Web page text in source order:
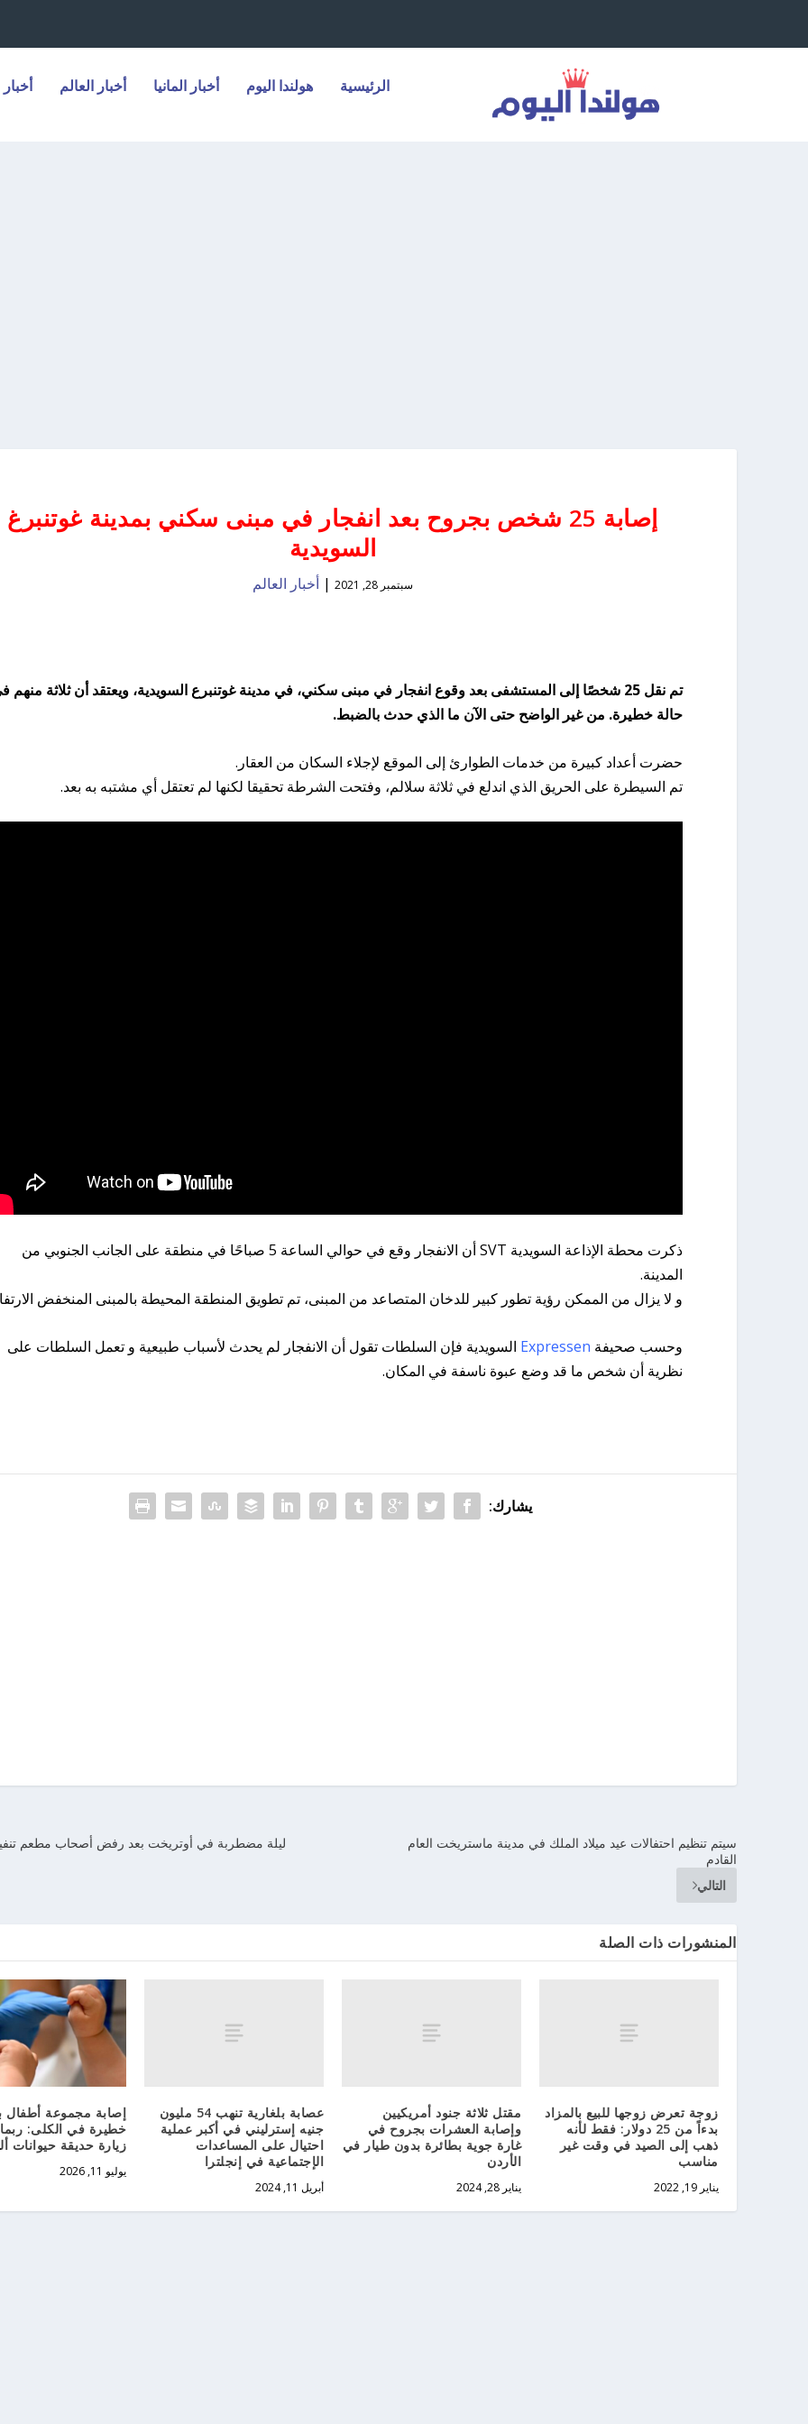
الرئيسية هولندا اليوم أخبار المانيا أخبار العالم
إصابة 25 شخص بجروح بعد انفجار في مبنى سكني بمدينة غوتنبرغ
السويدية
سبتمبر 28, 2021 | أخبار العالم
تم نقل 25 شخصًا إلى المستشفى بعد وقوع انفجار في مبنى سكني، في مدينة غوتنبرع السويدية،
ويعتقد أن ثلاثة منهم
حالة خطيرة. من غير الواضح حتى الآن ما الذي حدث بالضبط.
حضرت أعداد كبيرة من خدمات الطوارئ إلى الموقع لإجلاء السكان من العقار.
تم السيطرة على الحريق الذي اندلع في ثلاثة سلالم، وفتحت الشرطة تحقيقا لكنها لم تعتقل أي مشتبه به بعد.
ذكرت محطة الإذاعة السويدية SVT أن الانفجار وقع في حوالي الساعة 5 صباحًا في منطقة على الجانب الجنوبي من
المدينة.
و لا يزال من الممكن رؤية تطور كبير للدخان المتصاعد من المبنى، تم تطويق المنطقة المحيطة بالمبنى المنخفض
وحسب صحيفة Expressen السويدية فإن السلطات تقول أن الانفجار لم يحدث لأسباب طبيعية و تعمل السلطات على
نظرية أن شخص ما قد وضع عبوة ناسفة في المكان.
يشارك:
ليلة مضطربة في أوتريخت بعد رفض أصحاب مطعم تنفيذ
سيتم تنظيم احتفالات عيد ميلاد الملك في مدينة ماستريخت العام
القادم
التالي
المنشورات ذات الصلة
زوجة تعرض زوجها للبيع بالمزاد
بدءاً من 25 دولار: فقط لأنه
ذهب إلى الصيد في وقت غير
مناسب
يناير 19, 2022
مقتل ثلاثة جنود أمريكيين
وإصابة العشرات بجروح في
غارة جوية بطائرة بدون طيار في
الأردن
يناير 28, 2024
عصابة بلغارية تنهب 54 مليون
جنيه إسترليني في أكبر عملية
احتيال على المساعدات
الإجتماعية في إنجلترا
أبريل 11, 2024
إصابة مجموعة أطفال
خطيرة في الكلى:
زيارة حديقة حيوانات
يوليو 11, 2026